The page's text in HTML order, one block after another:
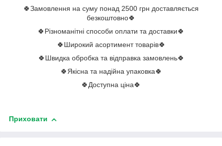
🍀Замовлення на суму понад 2500 грн доставляється
безкоштовно🍀
🍀Різноманітні способи оплати та доставки🍀
🍀Широкий асортимент товарів🍀
🍀Швидка обробка та відправка замовлень🍀
🍀Якісна та надійна упаковка🍀
🍀Доступна ціна🍀
Приховати